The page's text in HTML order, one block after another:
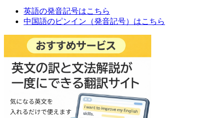
英語の発音記号はこちら
中国語のピンイン（発音記号）はこちら